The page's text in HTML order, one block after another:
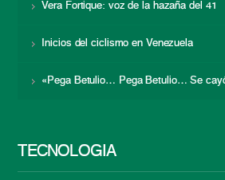
Vera Fortique: voz de la hazaña del 41
Inicios del ciclismo en Venezuela
«Pega Betulio… Pega Betulio… Se
TECNOLOGÍA